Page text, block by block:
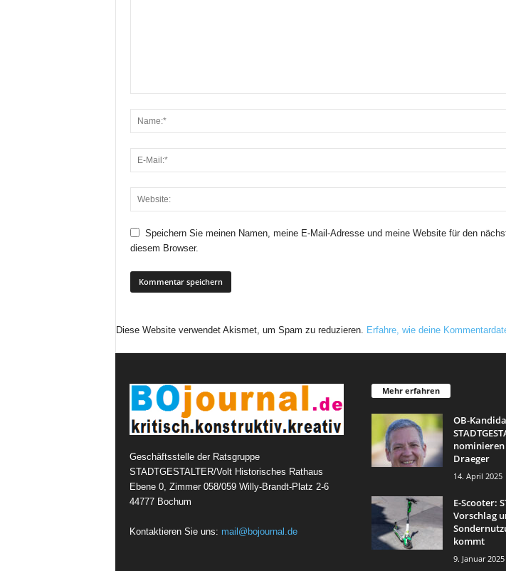
Speichern Sie meinen Namen, meine E-Mail-Adresse und meine Website für den
diesem Browser.
Diese Website verwendet Akismet, um Spam zu reduzieren. Erfahre, wie deine
Geschäftsstelle der Ratsgruppe
STADTGESTALTER/Volt Historisches Rathaus
Ebene 0, Zimmer 058/059 Willy-Brandt-Platz 2-6
44777 Bochum
Kontaktieren Sie uns: mail@bojournal.de
Mehr erfahren
OB-
Draeger
14. April 2025
E-Scooter:
Vorschlag
kommt
9. Januar 2025